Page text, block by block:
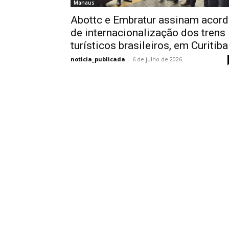
Manaus
Abottc e Embratur assinam
de internacionalização dos trens
turísticos brasileiros, em Curitiba
noticia_publicada - 6 de julho de 2026